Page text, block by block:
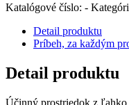
Katalógové číslo: -
Detail produktu
Príbeh, za každým
Detail produktu
Účinný prostriedok z